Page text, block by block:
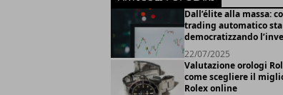
Dall’élite alla massa:
trading automatico sta
democratizzando
22/07/2025
Valutazione orologi
come scegliere il
Rolex online